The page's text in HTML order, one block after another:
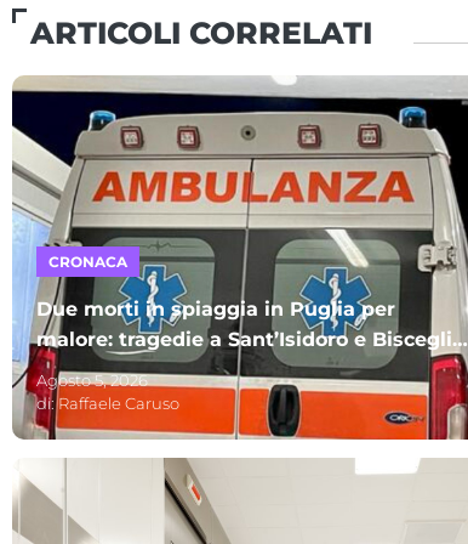
ARTICOLI CORRELATI
CRONACA
Due morti in spiaggia in Puglia per
malore: tragedie a Sant’Isidoro e Bisceglie.
A perdere la vita due uomini
Agosto 5, 2026
di:Raffaele Caruso